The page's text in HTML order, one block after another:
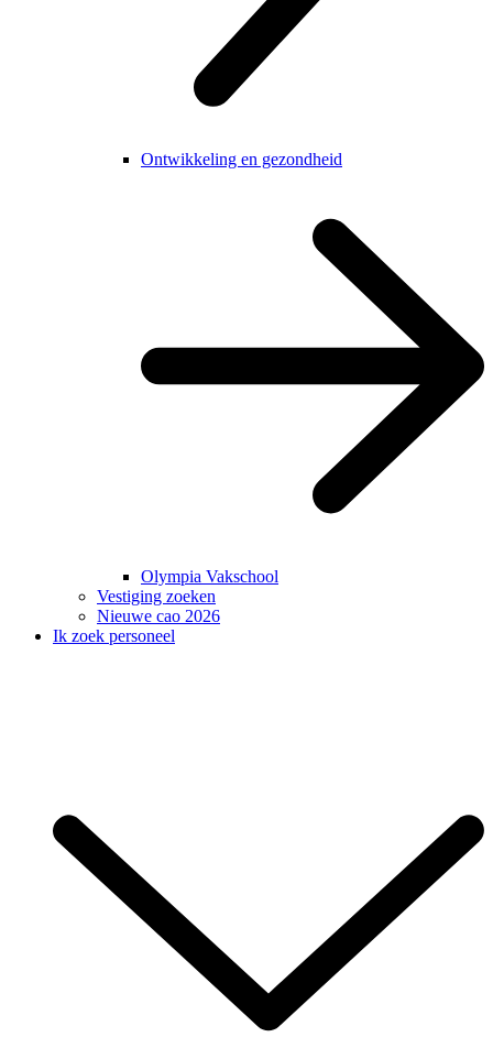
Ontwikkeling en gezondheid
Olympia Vakschool
Vestiging zoeken
Nieuwe cao 2026
Ik zoek personeel